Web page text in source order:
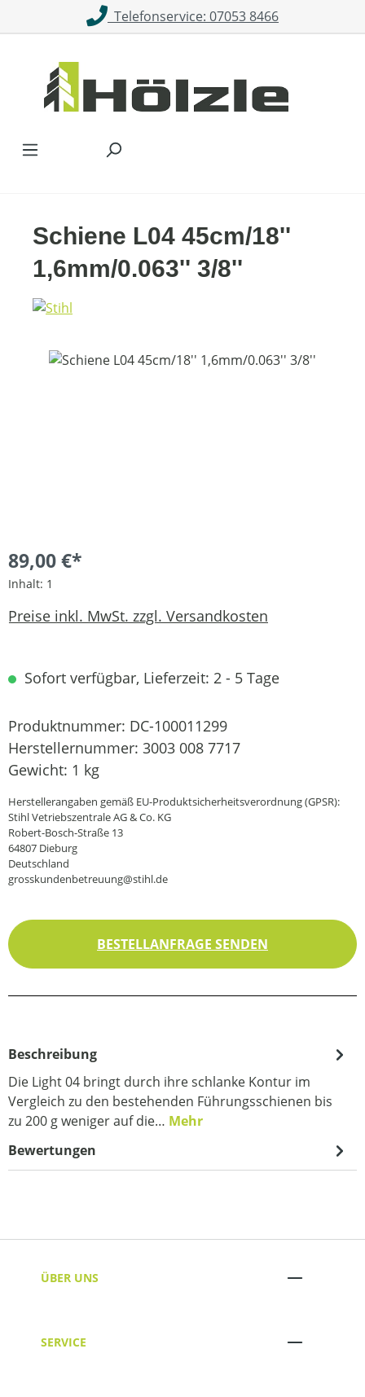
Zum Hauptinhalt springenTelefonservice: 07053 8466
Schiene L04 45cm/18''
1,6mm/0.063'' 3/8''
Bildergalerie überspringen
89,00 €*
Inhalt: 1
Preise inkl. MwSt. zzgl. Versandkosten
Sofort verfügbar, Lieferzeit: 2 - 5 Tage
Produktnummer: DC-100011299
Herstellernummer: 3003 008 7717
Gewicht: 1 kg
Herstellerangaben gemäß EU-Produktsicherheitsverordnung (GPSR):
Stihl Vetriebszentrale AG & Co. KG
Robert-Bosch-Straße 13
64807 Dieburg
Deutschland
grosskundenbetreuung@stihl.de
BESTELLANFRAGE SENDEN
Beschreibung
Die Light 04 bringt durch ihre schlanke Kontur im
Vergleich zu den bestehenden Führungsschienen bis
zu 200 g weniger auf die… Mehr
Bewertungen
ÜBER UNS
SERVICE